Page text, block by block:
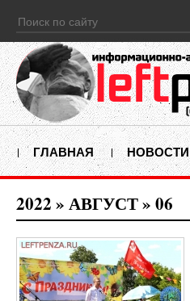
ГЛАВНАЯ НОВОСТИ
2022 » АВГУСТ» 06